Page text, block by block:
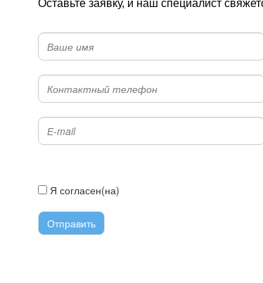
Оставьте заявку, и наш специалист
Я согласен(на)